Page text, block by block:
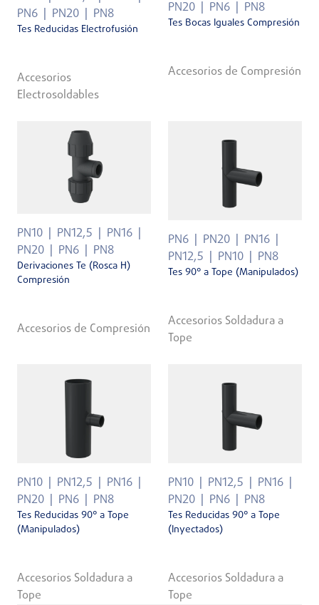
PN6
PN20 PN8
Tes Reducidas Electrofusión
Accesorios
Electrosoldables
PN20 PN6 PN8
Tes Bocas Iguales Compresión
Accesorios de Compresión
PN10 PN12,5
PN16
PN20
PN6 PN8
Derivaciones Te (Rosca H)
Compresión
Accesorios de Compresión
PN6 PN20
PN16
PN12,5
PN10 PN8
Tes 90° a Tope (Manipulados)
Accesorios Soldadura a
Tope
PN10 PN12,5
PN16
PN20
PN6 PN8
Tes Reducidas 90° a Tope
(Manipulados)
Accesorios Soldadura a
Tope
PN10 PN12,5
PN16
PN20
PN6 PN8
Tes Reducidas 90° a Tope
(Inyectados)
Accesorios Soldadura a
Tope